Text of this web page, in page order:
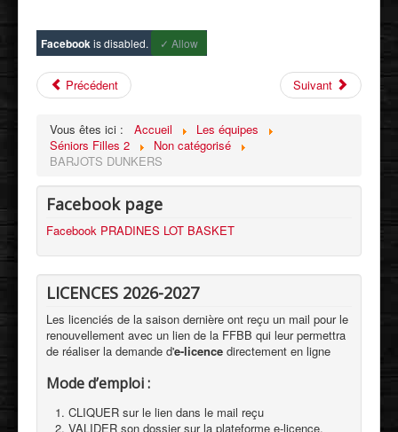
Facebookis disabled. ✓ Allow
Précédent Suivant
Vous êtes ici : Accueil
Les équipes
Séniors Filles 2
Non catégorisé
BARJOTS DUNKERS
Facebook page
Facebook PRADINES LOT BASKET
LICENCES 2026-2027
Les licenciés de la saison dernière ont reçu un mail pour le
renouvellement avec un lien de la FFBB qui leur permettra
de réaliser la demande d'e-licence directement en ligne
Mode d’emploi :
CLIQUER sur le lien dans le mail reçu
VALIDER son dossier sur la plateforme e-licence.